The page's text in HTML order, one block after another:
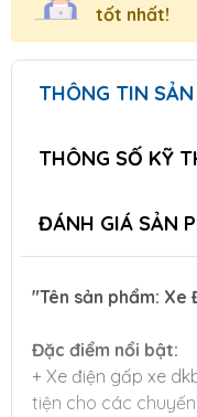
tốt nhất!
THÔNG TIN
THÔNG SỐ KỸ
ĐÁNH GIÁ SẢN
"Tên sản phẩm: Xe
Đặc điểm nổi bật:
+ Xe điện gấp xe
tiện cho các